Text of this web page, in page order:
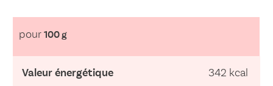
pour 100 g
Valeur énergétique 342 kcal